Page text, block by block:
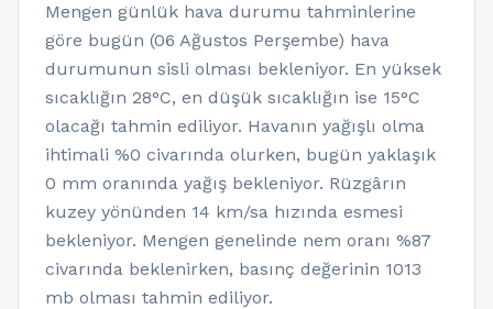
Mengen günlük hava durumu tahminlerine
göre bugün (06 Ağustos Perşembe) hava
durumunun sisli olması bekleniyor. En yüksek
sıcaklığın 28°C, en düşük sıcaklığın ise 15°C
olacağı tahmin ediliyor. Havanın yağışlı olma
ihtimali %0 civarında olurken, bugün yaklaşık
0 mm oranında yağış bekleniyor. Rüzgârın
kuzey yönünden 14 km/sa hızında esmesi
bekleniyor. Mengen genelinde nem oranı %87
civarında beklenirken, basınç değerinin 1013
mb olması tahmin ediliyor.